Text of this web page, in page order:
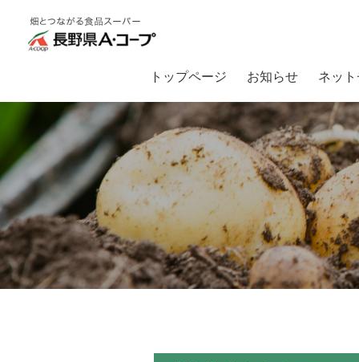
トップページ お知らせ ネッ
畑とつながるA・コープ 【入荷情報】梅雨明けが待ち遠しい今日こ